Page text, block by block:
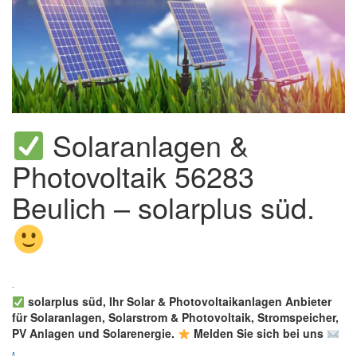
Solaranlagen &
Photovoltaik 56283
Beulich – solarplus süd.
solarplus süd, Ihr Solar & Photovoltaikanlagen Anbieter
für Solaranlagen, Solarstrom & Photovoltaik, Stromspeicher,
PV Anlagen und Solarenergie.
Melden Sie sich bei uns
.